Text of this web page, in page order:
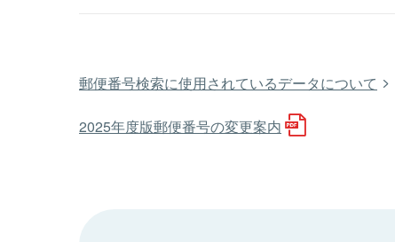
郵便番号検索に使用されているデータについて
2025年度版郵便番号の変更案内